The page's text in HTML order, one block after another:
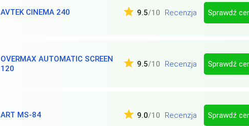
AVTEK CINEMA 240 9.5/10 Recenzja Sprawdź
OVERMAX AUTOMATIC SCREEN
120
9.5/10 Recenzja Sprawdź
ART MS-84 9.0/10 Recenzja Sprawdź